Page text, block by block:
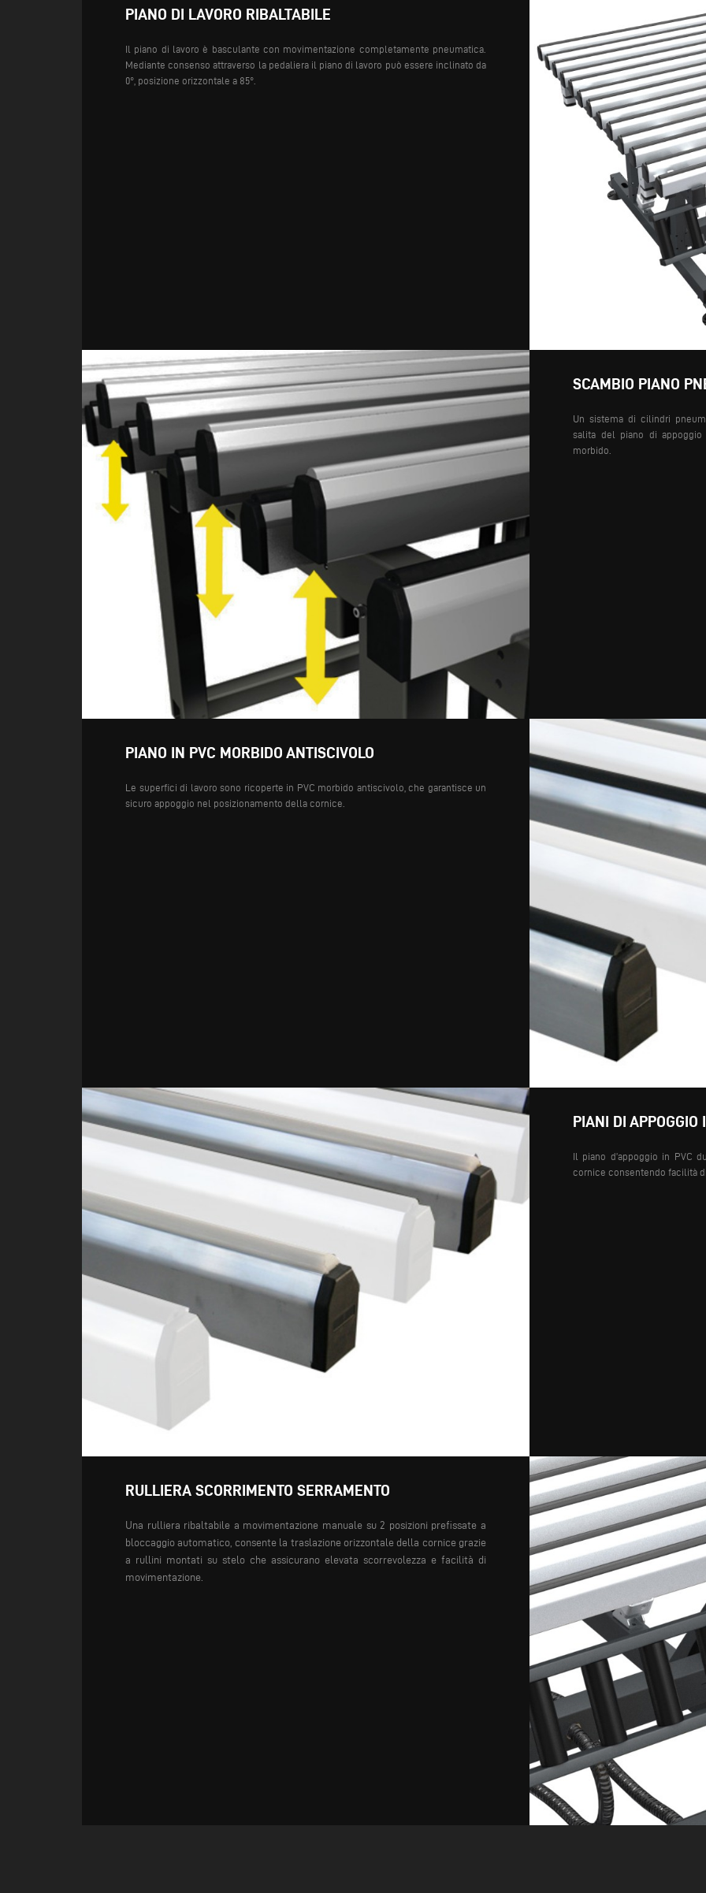
PIANO DI LAVORO RIBALTABILE
Il piano di lavoro è basculante con movimentazione completamente pneumatica.
Mediante consenso attraverso la pedaliera il piano di lavoro può essere inclinato da
0°, posizione orizzontale a 85°.
SCAMBIO PIANO
Un sistema di cilindri
salita del piano di appoggio
morbido.
PIANO IN PVC MORBIDO ANTISCIVOLO
Le superfici di lavoro sono ricoperte in PVC morbido antiscivolo, che garantisce un
sicuro appoggio nel posizionamento della cornice.
PIANI DI APPOGGIO
Il piano d’appoggio in PVC
cornice consentendo facilità
RULLIERA SCORRIMENTO SERRAMENTO
Una rulliera ribaltabile a movimentazione manuale su 2 posizioni prefissate a
bloccaggio automatico, consente la traslazione orizzontale della cornice grazie
a rullini montati su stelo che assicurano elevata scorrevolezza e facilità di
movimentazione.